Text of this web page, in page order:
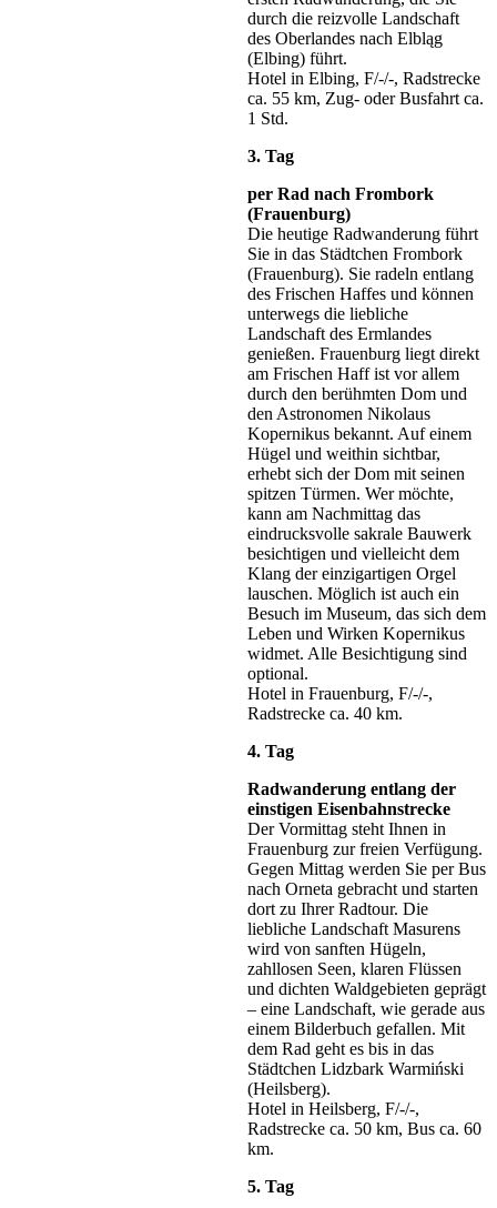
durch die reizvolle Landschaft
des Oberlandes nach Elbląg
(Elbing) führt.
Hotel in Elbing, F/-/-, Radstrecke
ca. 55 km, Zug- oder Busfahrt ca.
1 Std.
3. Tag
per Rad nach Frombork
(Frauenburg)
Die heutige Radwanderung führt
Sie in das Städtchen Frombork
(Frauenburg). Sie radeln entlang
des Frischen Haffes und können
unterwegs die liebliche
Landschaft des Ermlandes
genießen. Frauenburg liegt direkt
am Frischen Haff ist vor allem
durch den berühmten Dom und
den Astronomen Nikolaus
Kopernikus bekannt. Auf einem
Hügel und weithin sichtbar,
erhebt sich der Dom mit seinen
spitzen Türmen. Wer möchte,
kann am Nachmittag das
eindrucksvolle sakrale Bauwerk
besichtigen und vielleicht dem
Klang der einzigartigen Orgel
lauschen. Möglich ist auch ein
Besuch im Museum, das sich dem
Leben und Wirken Kopernikus
widmet. Alle Besichtigung sind
optional.
Hotel in Frauenburg, F/-/-,
Radstrecke ca. 40 km.
4. Tag
Radwanderung entlang der
einstigen Eisenbahnstrecke
Der Vormittag steht Ihnen in
Frauenburg zur freien Verfügung.
Gegen Mittag werden Sie per Bus
nach Orneta gebracht und starten
dort zu Ihrer Radtour. Die
liebliche Landschaft Masurens
wird von sanften Hügeln,
zahllosen Seen, klaren Flüssen
und dichten Waldgebieten geprägt
– eine Landschaft, wie gerade aus
einem Bilderbuch gefallen. Mit
dem Rad geht es bis in das
Städtchen Lidzbark Warmiński
(Heilsberg).
Hotel in Heilsberg, F/-/-,
Radstrecke ca. 50 km, Bus ca. 60
km.
5. Tag